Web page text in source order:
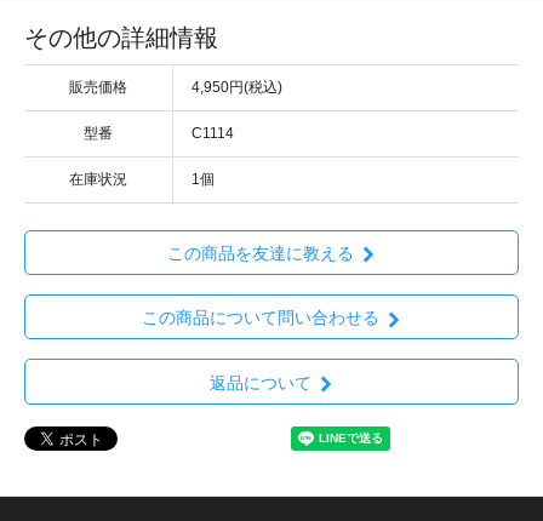
その他の詳細情報
販売価格 4,950円(税込)
型番 C1114
在庫状況 1個
この商品を友達に教える
この商品について問い合わせる
返品について